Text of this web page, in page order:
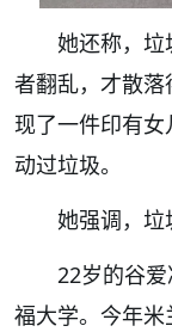
她还称，垃
者翻乱，才散
现了一件印有
动过垃圾。
她强调，垃
22岁的谷
福大学。今年